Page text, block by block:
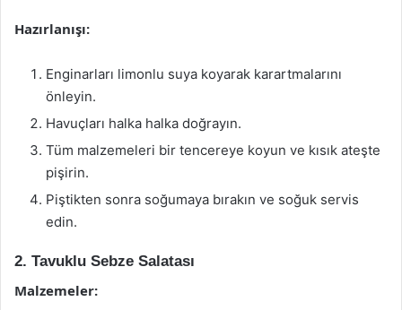
Hazırlanışı:
Enginarları limonlu suya koyarak karartmalarını
önleyin.
Havuçları halka halka doğrayın.
Tüm malzemeleri bir tencereye koyun ve kısık ateşte
pişirin.
Piştikten sonra soğumaya bırakın ve soğuk servis
edin.
2. Tavuklu Sebze Salatası
Malzemeler: